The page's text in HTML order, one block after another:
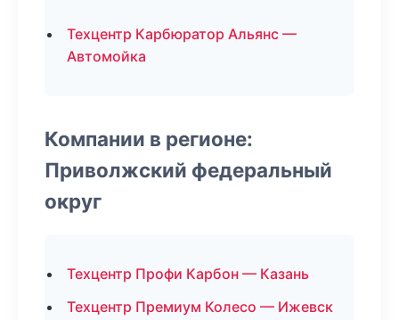
Техцентр Карбюратор Альянс —
Автомойка
Компании в регионе:
Приволжский федеральный
округ
Техцентр Профи Карбон — Казань
Техцентр Премиум Колесо — Ижевск